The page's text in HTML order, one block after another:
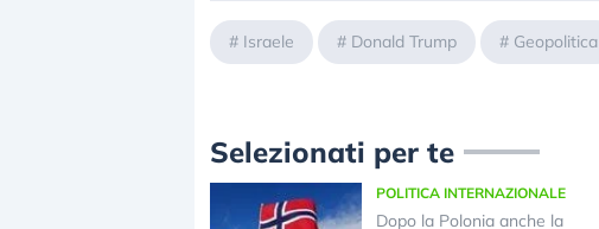
# Israele # Donald Trump # Geopolitica
Selezionati per te
POLITICA INTERNAZIONALE
Dopo la Polonia anche la